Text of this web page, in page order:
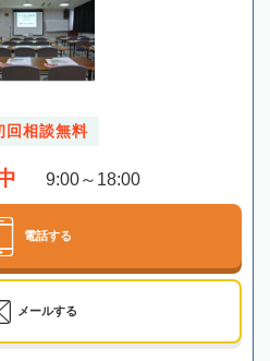
回相談無料
9:00～18:00
電話する
メールする